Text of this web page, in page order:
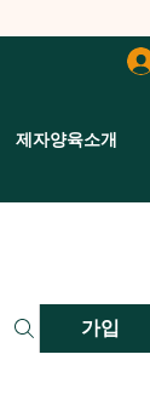
제자양육소개
가입